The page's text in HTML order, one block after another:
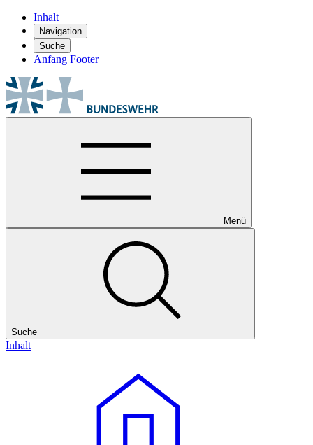
Inhalt
Navigation
Suche
Anfang Footer
Menü
Suche
Inhalt